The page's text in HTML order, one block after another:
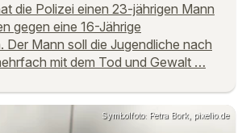
die Polizei einen 23-jährigen Mann
gegen eine 16-Jährige
Der Mann soll die Jugendliche nach
mit dem Tod und Gewalt …
Symbolfoto: Petra Bork, pixelio.de